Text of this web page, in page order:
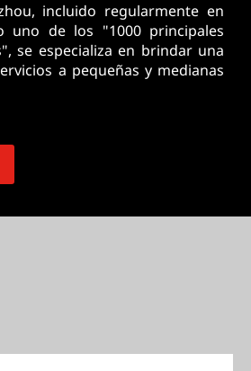
incluido regularmente en
uno de los "1000 principales
se especializa en brindar una
a pequeñas y medianas